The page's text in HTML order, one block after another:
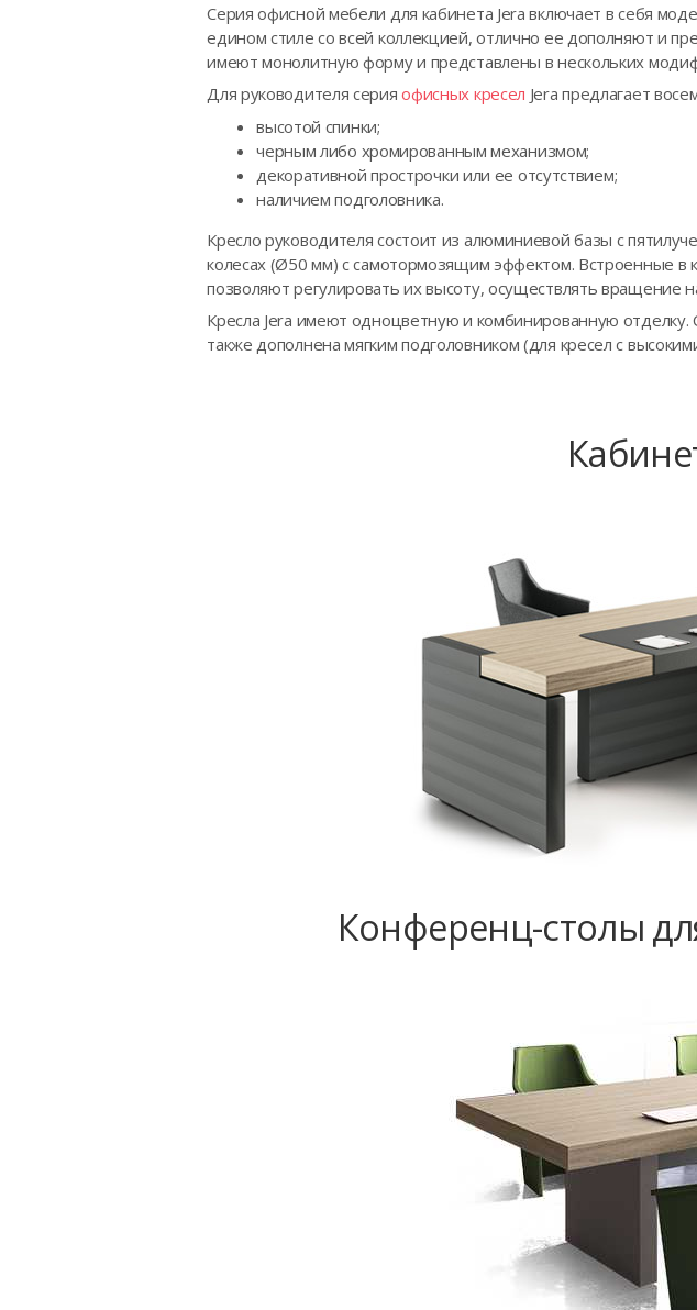
Серия офисной мебели для кабинета Jera включает в себя
едином стиле со всей коллекцией, отлично ее дополняют и
имеют монолитную форму и представлены в нескольких
Для руководителя серияофисных кресел Jera предлагает
высотой спинки;
черным либо хромированным механизмом;
декоративной прострочки или ее отсутствием;
наличием подголовника.
Кресло руководителя состоит из алюминиевой базы с
колесах (Ø50 мм) с самотормозящим эффектом. Встроенные в
позволяют регулировать их высоту, осуществлять вращение
Кресла Jera имеют одноцветную и комбинированную
также дополнена мягким подголовником (для кресел с
Конференц-столы